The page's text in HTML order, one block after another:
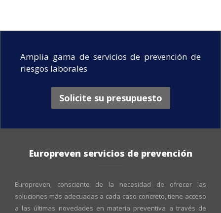
Amplia gama de servicios de prevención de
riesgos laborales
Solicite su presupuesto
Europreven servicios de prevención
Europreven, consciente de la necesidad de ofrecer las
soluciones más adecuadas a cada caso concreto, tiene acceso
a las últimas novedades en materia preventiva a través de